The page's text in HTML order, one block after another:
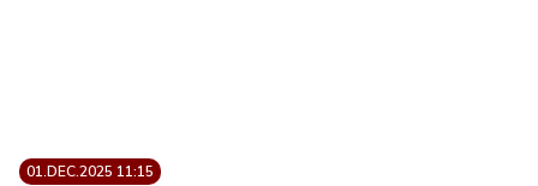
01.DEC.2025 11:15